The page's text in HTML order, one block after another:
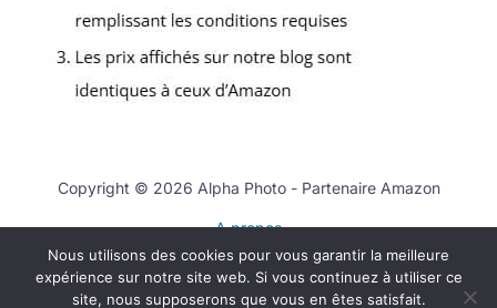
Copyright © 2026 Alpha Photo - Partenaire Amazon
A propos
Contact
Mentions légales
Nous utilisons des cookies pour vous garantir la meilleure
expérience sur notre site web. Si vous continuez à utiliser ce
site, nous supposerons que vous en êtes satisfait.